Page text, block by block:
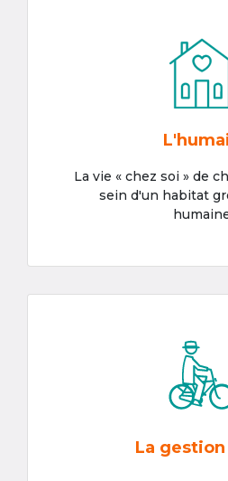
La vie « chez soi » de
sein d'un habitat
La